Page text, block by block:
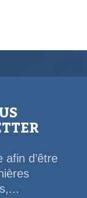
afin d’être